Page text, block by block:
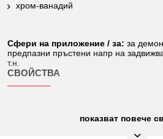
хром-ванадий
Сфери на приложение / за: за
предпазни пръстени напр на
т.н.
СВОЙСТВА
25
показват повече